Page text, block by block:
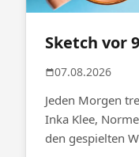
Sketch vor
07.08.2026
Jeden Morgen
Inka Klee,
den gespielten